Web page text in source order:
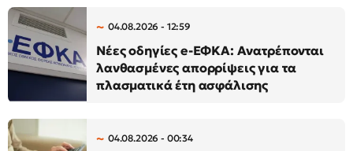
04.08.2026 - 12:59
Νέες οδηγίες e-ΕΦΚΑ: Ανατρέπονται
λανθασμένες απορρίψεις για τα
πλασματικά έτη ασφάλισης
04.08.2026 - 00:34